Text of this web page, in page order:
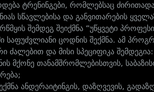
ტრენინგები, რომლებსაც
სწავლებისა და განვითარების
შემდეგ შეიქმნა “უწყვეტი
ცოდნის შექმნა. ამ
ძალებით და მისი სპეციფიკა შემდეგია:
მქონე თანამშრომლებისთვის,
ანდერაიტინგის, დაზღვევის,